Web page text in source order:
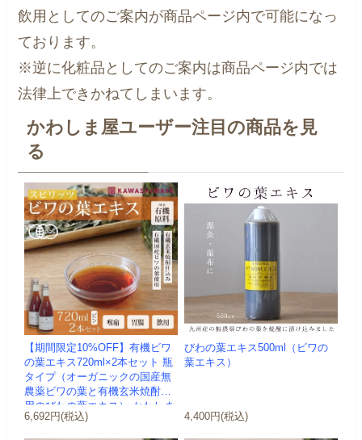
飲用としてのご案内が商品ページ内で可能になっ
ております。
※逆に化粧品としてのご案内は商品ページ内では
法律上できかねてしまいます。
かわしま屋ユーザー注目の商品を見
る
【期間限定10%OFF】有機ビワ
の葉エキス720ml×2本セット 瓶
タイプ（オーガニックの国産無
農薬ビワの葉と有機玄米焼酎使
用のびわの葉エキス）-かわしま
屋-
6,692円(税込)
びわの葉エキス500ml（ビワの
葉エキス）
4,400円(税込)